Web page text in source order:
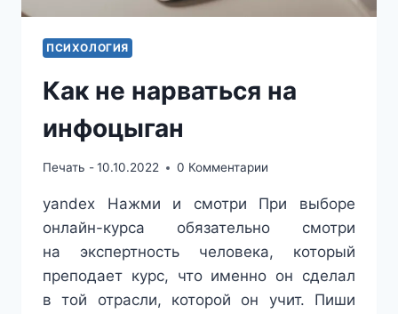
ПСИХОЛОГИЯ
Как не нарваться на
инфоцыган
Печать -10.10.2022 0 Комментарии
yandex Нажми и смотри При выборе
онлайн-курса обязательно смотри
на экспертность человека, который
преподает курс, что именно он сделал
в той отрасли, которой он учит. Пиши